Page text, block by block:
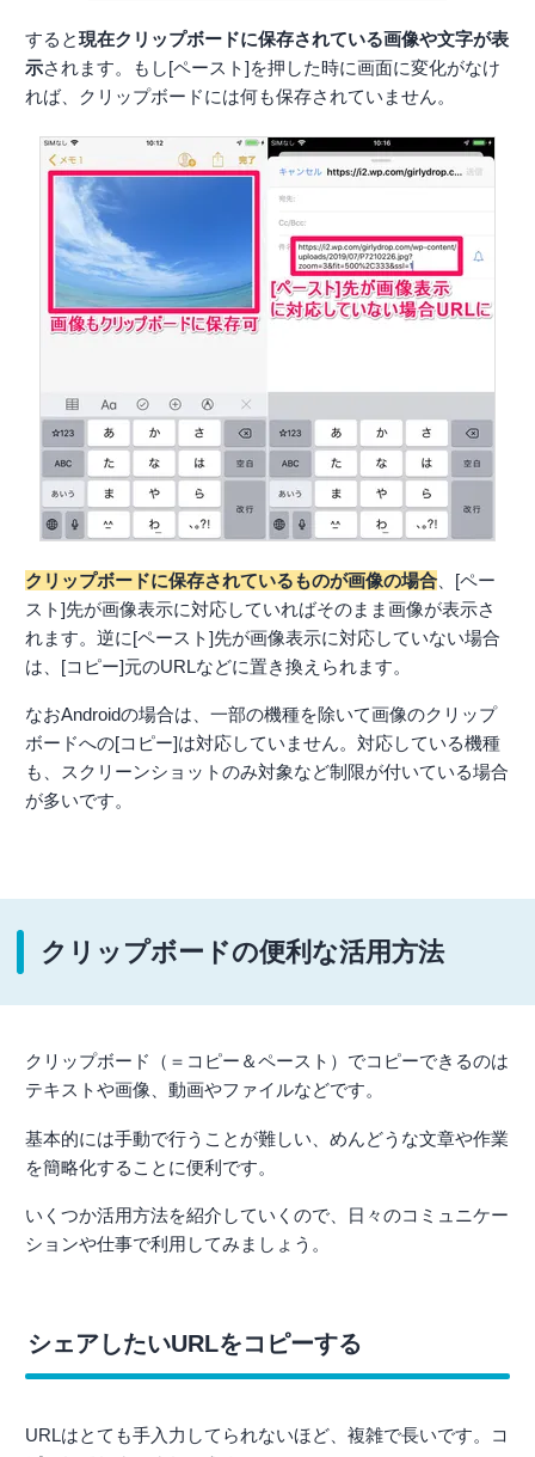
すると現在クリップボードに保存されている画像や文字が表
示されます。もし[ペースト]を押した時に画面に変化がなけ
れば、クリップボードには何も保存されていません。
クリップボードに保存されているものが画像の場合 、[ペー
スト]先が画像表示に対応していればそのまま画像が表示さ
れます。逆に[ペースト]先が画像表示に対応していない場合
は、[コピー]元のURLなどに置き換えられます。
なおAndroidの場合は、一部の機種を除いて画像のクリップ
ボードへの[コピー]は対応していません。対応している機種
も、スクリーンショットのみ対象など制限が付いている場合
が多いです。
クリップボードの便利な活用方法
クリップボード（＝コピー＆ペースト）でコピーできるのは
テキストや画像、動画やファイルなどです。
基本的には手動で行うことが難しい、めんどうな文章や作業
を簡略化することに便利です。
いくつか活用方法を紹介していくので、日々のコミュニケー
ションや仕事で利用してみましょう。
シェアしたいURLをコピーする
URLはとても手入力してられないほど、複雑で長いです。コ